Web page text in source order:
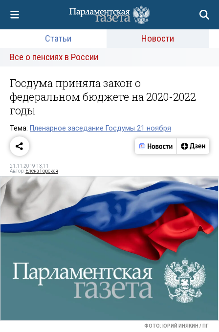
Статьи
Новости
Все о пенсиях в России
Госдума приняла закон о
федеральном бюджете на 2020-2022
годы
Тема: Пленарное заседание Госдумы 21 ноября
21.11.2019 13:11
Автор: Елена Горская
ФОТО: ЮРИЙ ИНЯКИН / ПГ